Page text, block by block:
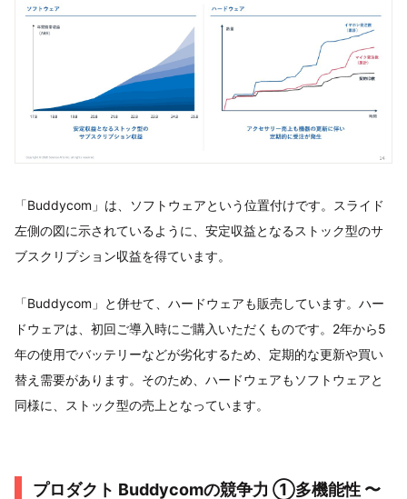
「Buddycom」は、ソフトウェアという位置付けです。スライド
左側の図に示されているように、安定収益となるストック型のサ
ブスクリプション収益を得ています。
「Buddycom」と併せて、ハードウェアも販売しています。ハー
ドウェアは、初回ご導入時にご購入いただくものです。2年から5
年の使用でバッテリーなどが劣化するため、定期的な更新や買い
替え需要があります。そのため、ハードウェアもソフトウェアと
同様に、ストック型の売上となっています。
プロダクト Buddycomの競争力 ①多機能性 〜